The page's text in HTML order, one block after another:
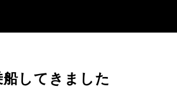
してきました